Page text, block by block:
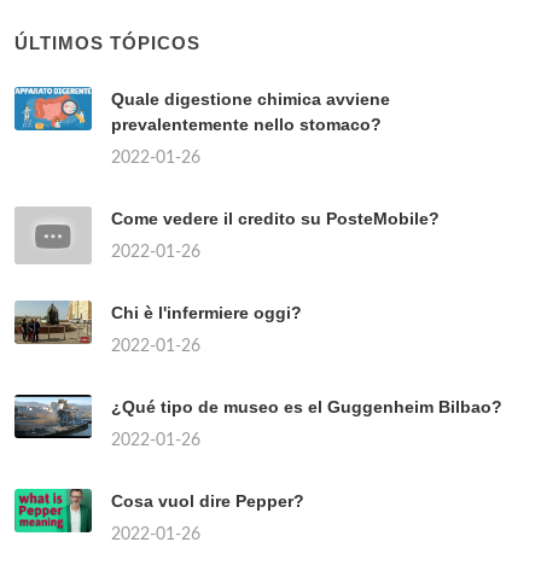
ÚLTIMOS TÓPICOS
Quale digestione chimica avviene
prevalentemente nello stomaco?
2022-01-26
Come vedere il credito su PosteMobile?
2022-01-26
Chi è l'infermiere oggi?
2022-01-26
¿Qué tipo de museo es el Guggenheim Bilbao?
2022-01-26
Cosa vuol dire Pepper?
2022-01-26